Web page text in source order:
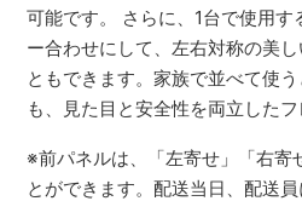
可能です。 さらに、1台で使用
ー合わせにして、左右対称の美
ともできます。家族で並べて使
も、見た目と安全性を両立したフ
※前パネルは、「左寄せ」「右寄
とができます。配送当日、配送員